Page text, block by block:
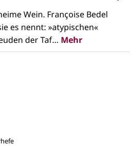
Wein. Françoise Bedel
es nennt: »atypischen«
der Taf… Mehr